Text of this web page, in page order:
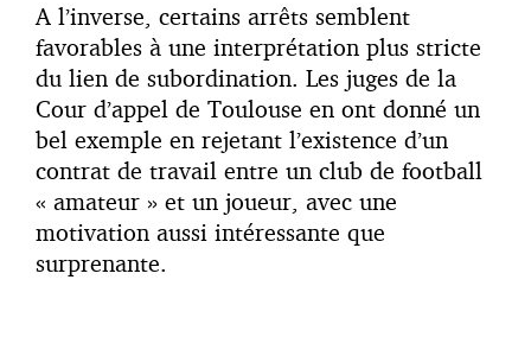
A l’inverse, certains arrêts semblent
favorables à une interprétation plus stricte
du lien de subordination. Les juges de la
Cour d’appel de Toulouse en ont donné un
bel exemple en rejetant l’existence d’un
contrat de travail entre un club de football
« amateur » et un joueur, avec une
motivation aussi intéressante que
surprenante.